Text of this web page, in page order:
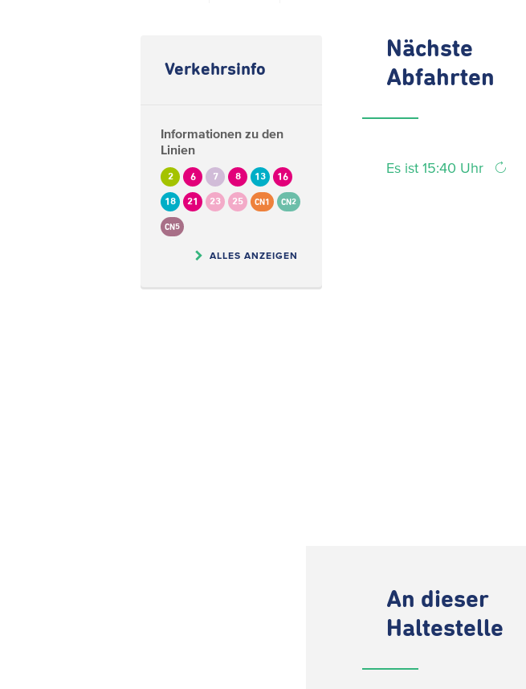
Verkehrsinfo
Informationen zu den
Linien
2 6 7 8 13 16
18 21 23 25 CN1 CN2
CN5
ALLES ANZEIGEN
Nächste
Abfahrten
Es ist 15:40 Uhr
An dieser
Haltestelle